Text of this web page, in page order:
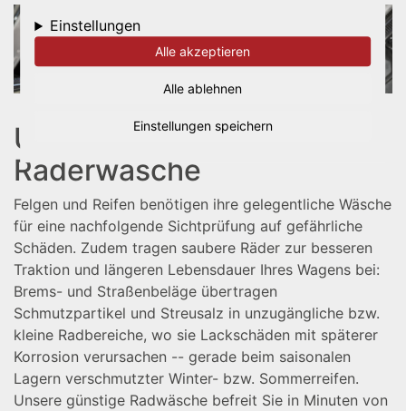
Einstellungen
Alle akzeptieren
Alle ablehnen
Einstellungen speichern
Unsere professionelle
Räderwäsche
Felgen und Reifen benötigen ihre gelegentliche Wäsche
für eine nachfolgende Sichtprüfung auf gefährliche
Schäden. Zudem tragen saubere Räder zur besseren
Traktion und längeren Lebensdauer Ihres Wagens bei:
Brems- und Straßenbeläge übertragen
Schmutzpartikel und Streusalz in unzugängliche bzw.
kleine Radbereiche, wo sie Lackschäden mit späterer
Korrosion verursachen -- gerade beim saisonalen
Lagern verschmutzter Winter- bzw. Sommerreifen.
Unsere günstige Radwäsche befreit Sie in Minuten von